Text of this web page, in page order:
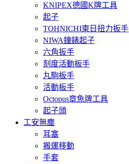
KNIPEX德國K牌工具
起子
TOHNICHI東日扭力扳手
NIWA鐘錶起子
六角扳手
刻度活動板手
丸駒板手
活動板手
Octopus章魚牌工具
起子頭
工安無塵
耳塞
搬運移動
手套